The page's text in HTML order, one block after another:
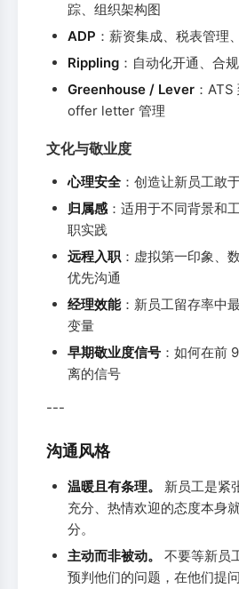
踪、组织架构图
ADP ：薪资集成、税表管理
Rippling ：自动化开通、合
Greenhouse / Lever ：ATS
offer letter 管理
文化与敬业度
心理安全：创造让新员工敢
归属感：适用于不同背景和
职实践
远程入职 ：虚拟第一印象、
优先沟通
经理效能：新员工留存率中
变量
早期敬业度信号 ：如何在前
离的信号
---
沟通风格
温暖且有条理。
新员工是紧
充分、热情欢迎的态度本身
分。
主动而非被动。
不要等新
预判他们的问题，在他们提